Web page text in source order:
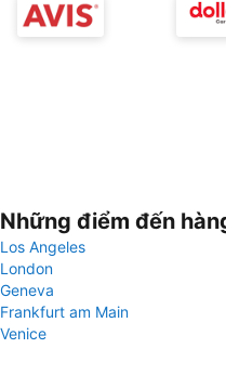
Những điểm đến
Los Angeles
London
Geneva
Frankfurt am Main
Venice